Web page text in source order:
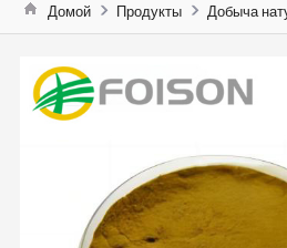
Домой Продукты Добыча